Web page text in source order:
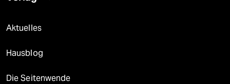
Aktuelles
Hausblog
Die Seitenwende